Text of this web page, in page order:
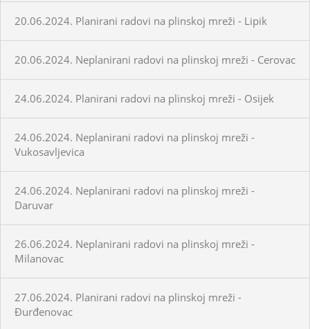
20.06.2024. Planirani radovi na plinskoj mreži - Lipik
20.06.2024. Neplanirani radovi na plinskoj mreži - Cerovac
24.06.2024. Planirani radovi na plinskoj mreži - Osijek
24.06.2024. Neplanirani radovi na plinskoj mreži -
Vukosavljevica
24.06.2024. Neplanirani radovi na plinskoj mreži -
Daruvar
26.06.2024. Neplanirani radovi na plinskoj mreži -
Milanovac
27.06.2024. Planirani radovi na plinskoj mreži -
Đurđenovac